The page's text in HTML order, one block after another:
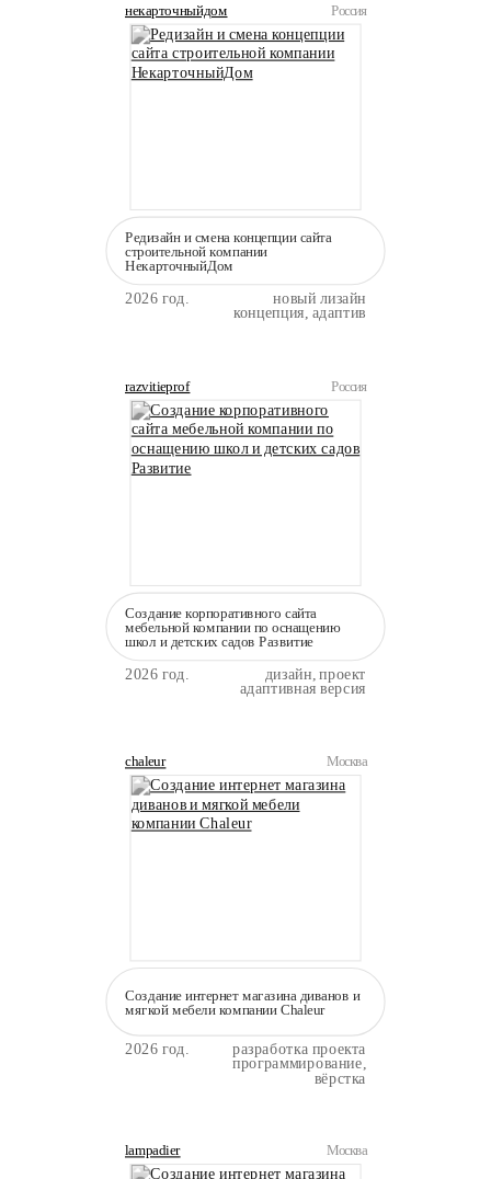
некарточныйдом Россия
Редизайн и смена концепции сайта
строительной компании
НекарточныйДом
2026 год. новый лизайн
концепция, адаптив
razvitieprof Россия
Создание корпоративного сайта
мебельной компании по оснащению
школ и детских садов Развитие
2026 год. дизайн, проект
адаптивная версия
chaleur Москва
Создание интернет магазина диванов и
мягкой мебели компании Сhaleur
2026 год. разработка проекта
программирование,
вёрстка
lampadier Москва